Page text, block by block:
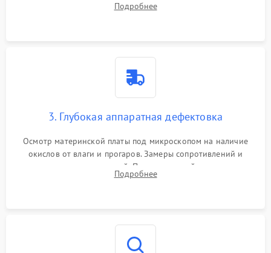
высохшей термопасты с кристаллов чипов.
Подробнее
3. Глубокая аппаратная дефектовка
Осмотр материнской платы под микроскопом на наличие
окислов от влаги и прогаров. Замеры сопротивлений и
дежурных напряжений. Проверка цепей питания,
мультиконтроллера, процессора и видеочипа.
Подробнее